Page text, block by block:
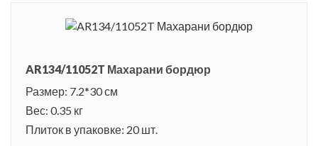
AR134/11052T Махарани бордюр
Размер: 7.2*30 см
Вес: 0.35 кг
Плиток в упаковке: 20 шт.